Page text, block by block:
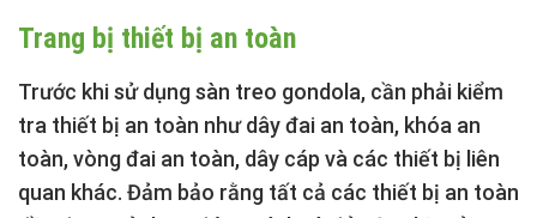
Trang bị thiết bị an toàn
Trước khi sử dụng sàn treo gondola, cần phải kiểm
tra thiết bị an toàn như dây đai an toàn, khóa an
toàn, vòng đai an toàn, dây cáp và các thiết bị liên
quan khác. Đảm bảo rằng tất cả các thiết bị an toàn